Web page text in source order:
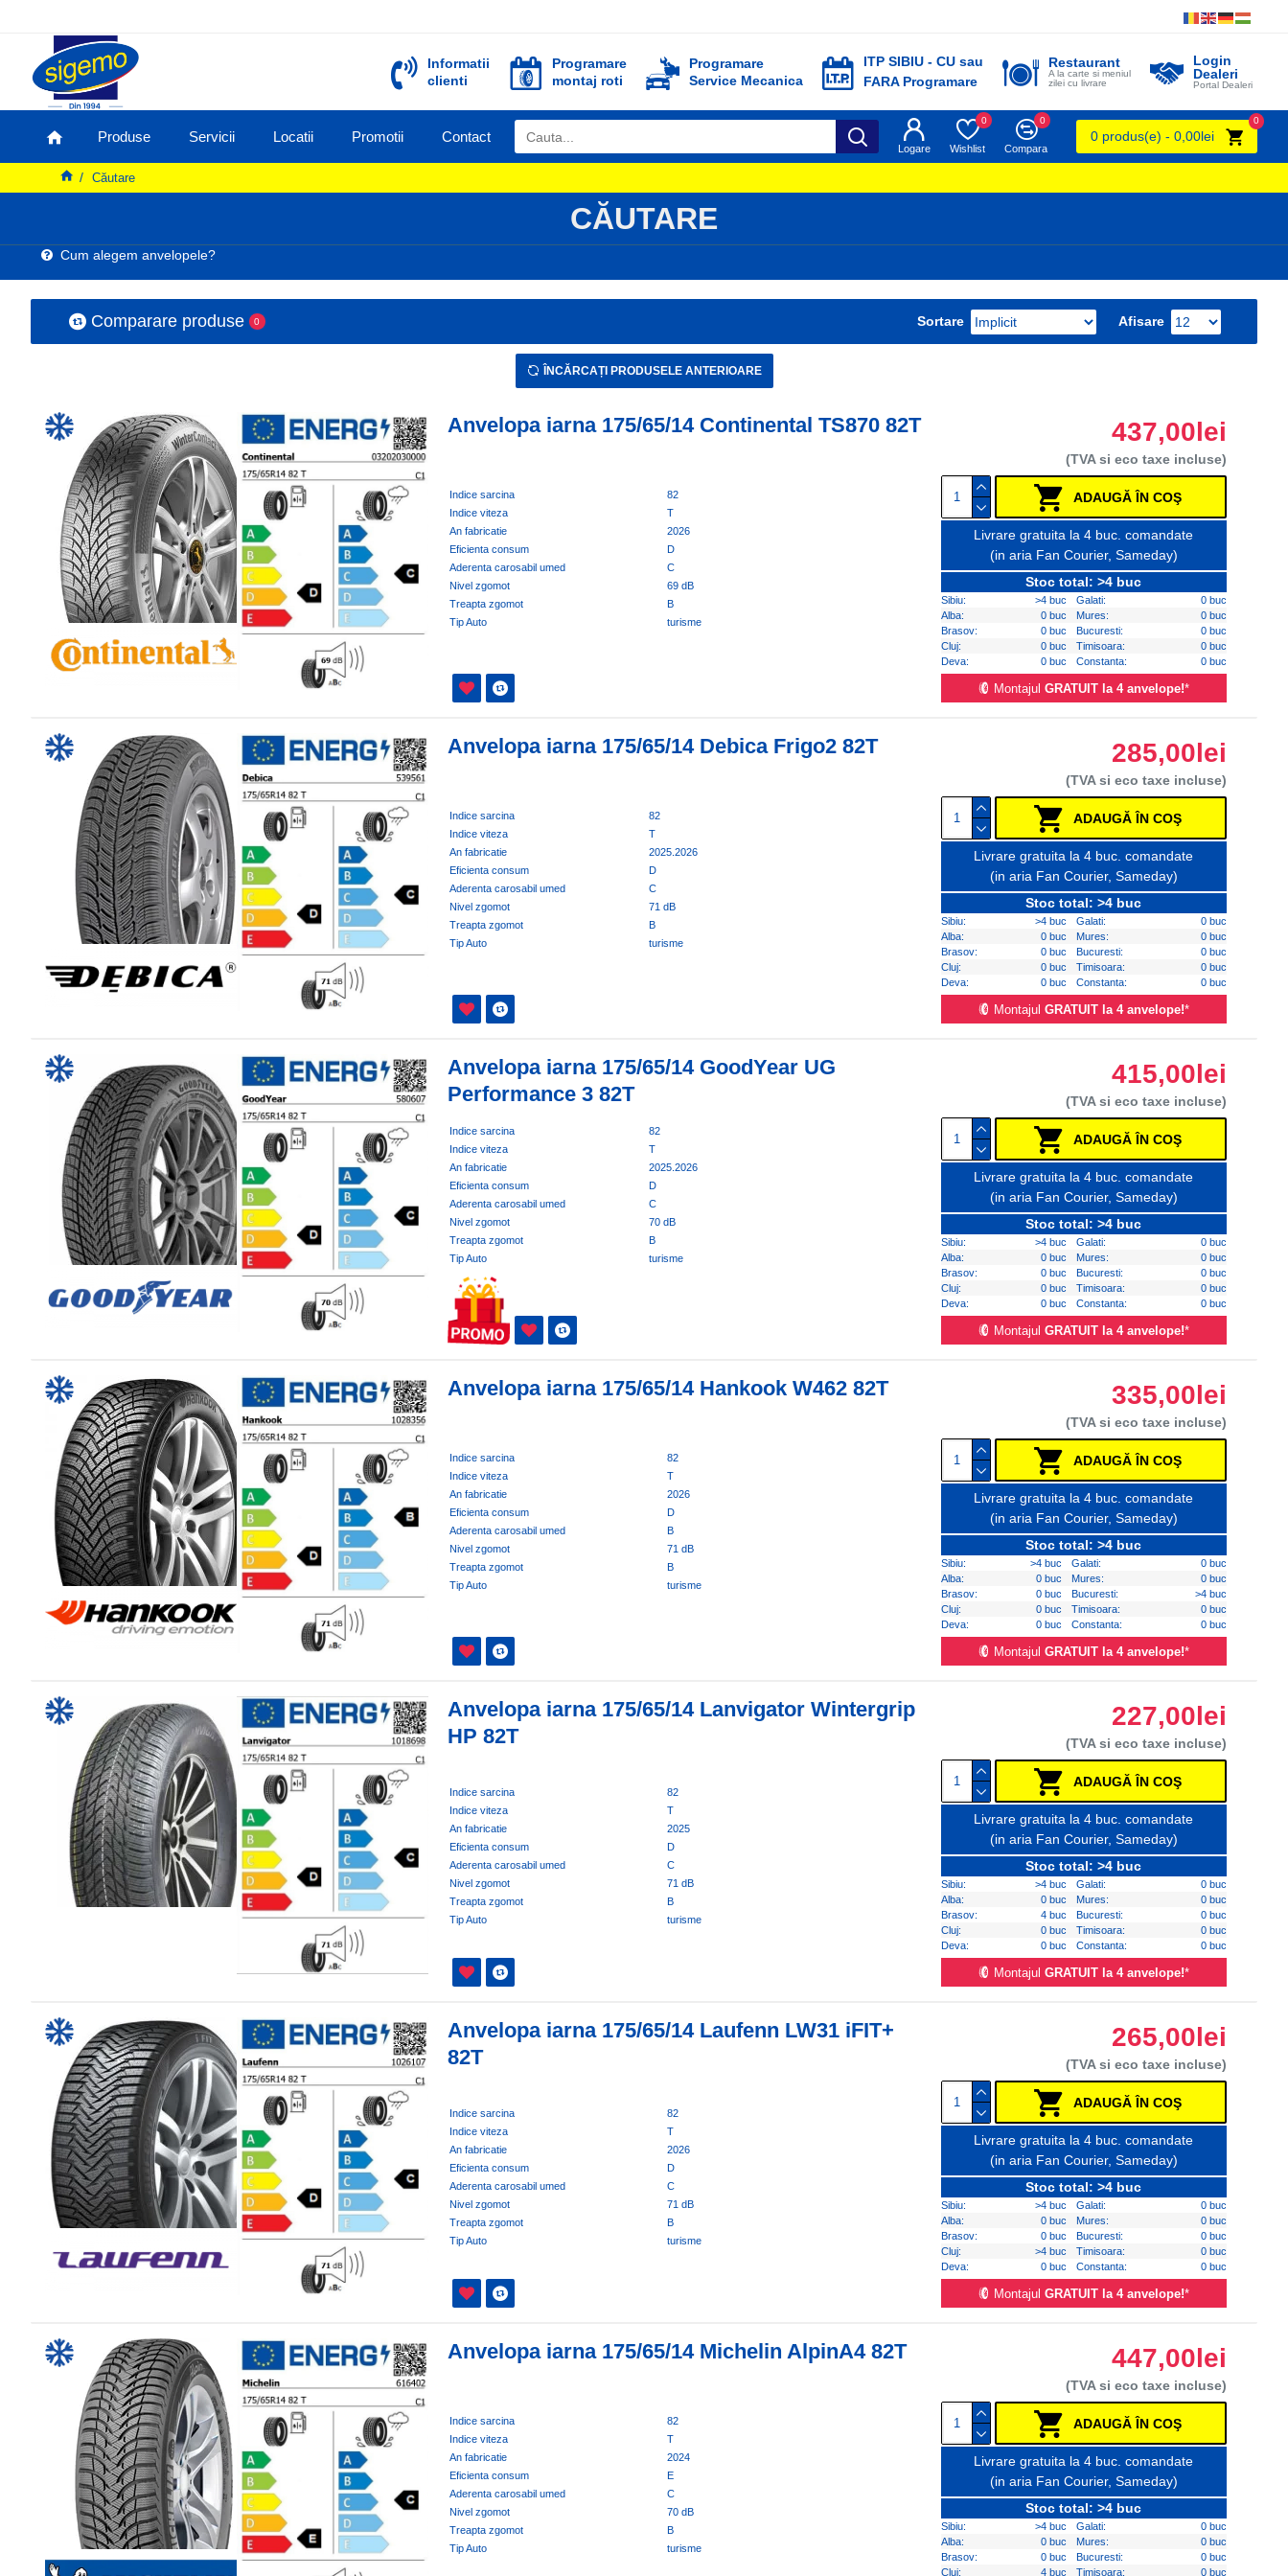
Informatii
clienti
Programare
montaj roti
Programare
Service Mecanica
ITP SIBIU - CU sau
FARA Programare
Restaurant
A la carte si meniul
zilei cu livrare
Login
Dealeri
Portal Dealeri
Produse Servicii Locatii Promotii Contact
Logare Wishlist
0
Compara
0
0 produs(e) - 0,00lei
0
Căutare
CĂUTARE
Cum alegem anvelopele?
Comparare produse 0 Sortare Afisare
ÎNCĂRCAȚI PRODUSELE ANTERIOARE
Anvelopa iarna 175/65/14 Continental TS870 82T
Indice sarcina
82
Indice viteza
T
An fabricatie
2026
Eficienta consum
D
Aderenta carosabil umed
C
Nivel zgomot
69 dB
Treapta zgomot
B
Tip Auto
turisme
437,00lei
(TVA si eco taxe incluse)
ADAUGĂ ÎN COŞ
Livrare gratuita la 4 buc. comandate
(in aria Fan Courier, Sameday)
Stoc total: >4 buc
Sibiu: >4 buc Galati:
0 buc
Alba:
0 buc Mures:
0 buc
Brasov:
0 buc Bucuresti:
0 buc
Cluj:
0 buc Timisoara:
0 buc
Deva:
0 buc Constanta: 0 buc
MontajulGRATUIT la 4 anvelope!*
Anvelopa iarna 175/65/14 Debica Frigo2 82T
Indice sarcina
82
Indice viteza
T
An fabricatie
2025.2026
Eficienta consum
D
Aderenta carosabil umed
C
Nivel zgomot
71 dB
Treapta zgomot
B
Tip Auto
turisme
285,00lei
(TVA si eco taxe incluse)
ADAUGĂ ÎN COŞ
Livrare gratuita la 4 buc. comandate
(in aria Fan Courier, Sameday)
Stoc total: >4 buc
Sibiu: >4 buc Galati:
0 buc
Alba:
0 buc Mures:
0 buc
Brasov:
0 buc Bucuresti:
0 buc
Cluj:
0 buc Timisoara:
0 buc
Deva:
0 buc Constanta: 0 buc
MontajulGRATUIT la 4 anvelope!*
Anvelopa iarna 175/65/14 GoodYear UG
Performance 3 82T
Indice sarcina
82
Indice viteza
T
An fabricatie
2025.2026
Eficienta consum
D
Aderenta carosabil umed
C
Nivel zgomot
70 dB
Treapta zgomot
B
Tip Auto
turisme
415,00lei
(TVA si eco taxe incluse)
ADAUGĂ ÎN COŞ
Livrare gratuita la 4 buc. comandate
(in aria Fan Courier, Sameday)
Stoc total: >4 buc
Sibiu: >4 buc Galati:
0 buc
Alba:
0 buc Mures:
0 buc
Brasov:
0 buc Bucuresti:
0 buc
Cluj:
0 buc Timisoara:
0 buc
Deva:
0 buc Constanta: 0 buc
MontajulGRATUIT la 4 anvelope!*
Anvelopa iarna 175/65/14 Hankook W462 82T
Indice sarcina
82
Indice viteza
T
An fabricatie
2026
Eficienta consum
D
Aderenta carosabil umed
B
Nivel zgomot
71 dB
Treapta zgomot
B
Tip Auto
turisme
335,00lei
(TVA si eco taxe incluse)
ADAUGĂ ÎN COŞ
Livrare gratuita la 4 buc. comandate
(in aria Fan Courier, Sameday)
Stoc total: >4 buc
Sibiu: >4 buc Galati:
0 buc
Alba:
0 buc Mures:
0 buc
Brasov:
0 buc Bucuresti:
>4 buc
Cluj:
0 buc Timisoara:
0 buc
Deva:
0 buc Constanta: 0 buc
MontajulGRATUIT la 4 anvelope!*
Anvelopa iarna 175/65/14 Lanvigator Wintergrip
HP 82T
Indice sarcina
82
Indice viteza
T
An fabricatie
2025
Eficienta consum
D
Aderenta carosabil umed
C
Nivel zgomot
71 dB
Treapta zgomot
B
Tip Auto
turisme
227,00lei
(TVA si eco taxe incluse)
ADAUGĂ ÎN COŞ
Livrare gratuita la 4 buc. comandate
(in aria Fan Courier, Sameday)
Stoc total: >4 buc
Sibiu: >4 buc Galati:
0 buc
Alba:
0 buc Mures:
0 buc
Brasov:
4 buc Bucuresti:
0 buc
Cluj:
0 buc Timisoara:
0 buc
Deva:
0 buc Constanta: 0 buc
MontajulGRATUIT la 4 anvelope!*
Anvelopa iarna 175/65/14 Laufenn LW31 iFIT+
82T
Indice sarcina
82
Indice viteza
T
An fabricatie
2026
Eficienta consum
D
Aderenta carosabil umed
C
Nivel zgomot
71 dB
Treapta zgomot
B
Tip Auto
turisme
265,00lei
(TVA si eco taxe incluse)
ADAUGĂ ÎN COŞ
Livrare gratuita la 4 buc. comandate
(in aria Fan Courier, Sameday)
Stoc total: >4 buc
Sibiu: >4 buc Galati:
0 buc
Alba:
0 buc Mures:
0 buc
Brasov:
0 buc Bucuresti:
0 buc
Cluj:
>4 buc Timisoara:
0 buc
Deva:
0 buc Constanta: 0 buc
MontajulGRATUIT la 4 anvelope!*
Anvelopa iarna 175/65/14 Michelin AlpinA4 82T
Indice sarcina
82
Indice viteza
T
An fabricatie
2024
Eficienta consum
E
Aderenta carosabil umed
C
Nivel zgomot
70 dB
Treapta zgomot
B
Tip Auto
turisme
447,00lei
(TVA si eco taxe incluse)
ADAUGĂ ÎN COŞ
Livrare gratuita la 4 buc. comandate
(in aria Fan Courier, Sameday)
Stoc total: >4 buc
Sibiu: >4 buc Galati:
0 buc
Alba:
0 buc Mures:
0 buc
Brasov:
0 buc Bucuresti:
0 buc
Cluj:
4 buc Timisoara: 0 buc